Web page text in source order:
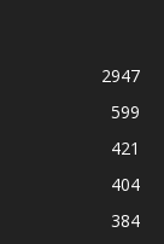
2947
599
421
404
384